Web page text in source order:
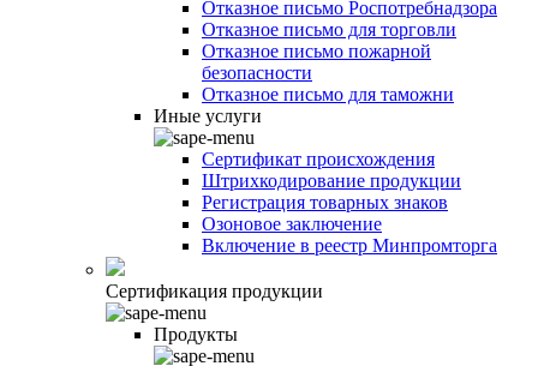
Отказное письмо Роспотребнадзора
Отказное письмо для торговли
Отказное письмо пожарной
безопасности
Отказное письмо для таможни
Иные услуги
Сертификат происхождения
Штрихкодирование продукции
Регистрация товарных знаков
Озоновое заключение
Включение в реестр Минпромторга
Сертификация продукции
Продукты